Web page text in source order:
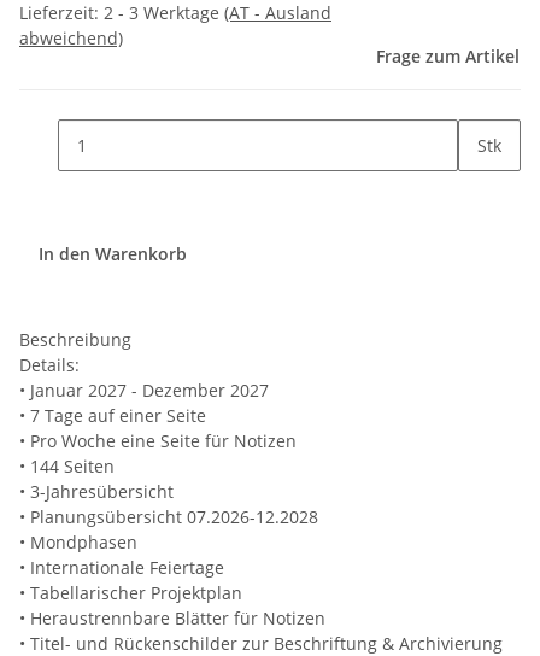
Lieferzeit: 2 - 3 Werktage (AT - Ausland
abweichend)
Frage zum Artikel
Stk
In den Warenkorb
Beschreibung
Details:
• Januar 2027 - Dezember 2027
• 7 Tage auf einer Seite
• Pro Woche eine Seite für Notizen
• 144 Seiten
• 3-Jahresübersicht
• Planungsübersicht 07.2026-12.2028
• Mondphasen
• Internationale Feiertage
• Tabellarischer Projektplan
• Heraustrennbare Blätter für Notizen
• Titel- und Rückenschilder zur Beschriftung & Archivierung